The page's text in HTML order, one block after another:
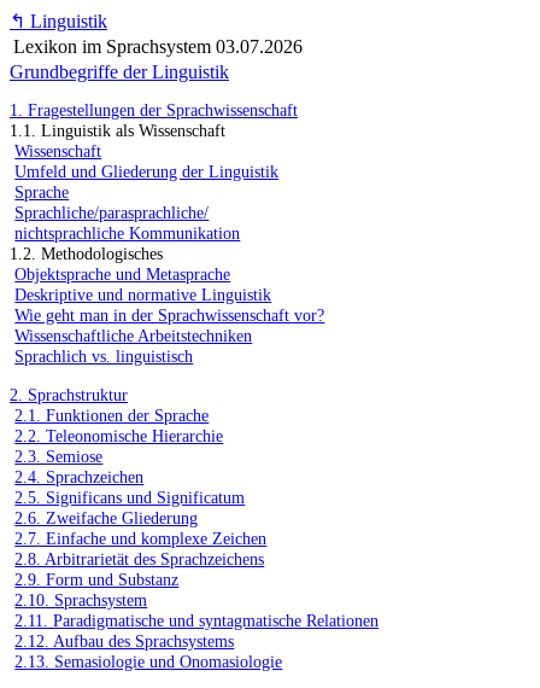
↰ Linguistik
Lexikon im Sprachsystem 03.07.2026
Grundbegriffe der Linguistik
1. Fragestellungen der Sprachwissenschaft
1.1. Linguistik als Wissenschaft
Wissenschaft
Umfeld und Gliederung der Linguistik
Sprache
Sprachliche/parasprachliche/
nichtsprachliche Kommunikation
1.2. Methodologisches
Objektsprache und Metasprache
Deskriptive und normative Linguistik
Wie geht man in der Sprachwissenschaft vor?
Wissenschaftliche Arbeitstechniken
Sprachlich vs. linguistisch
2. Sprachstruktur
2.1. Funktionen der Sprache
2.2. Teleonomische Hierarchie
2.3. Semiose
2.4. Sprachzeichen
2.5. Significans und Significatum
2.6. Zweifache Gliederung
2.7. Einfache und komplexe Zeichen
2.8. Arbitrarietät des Sprachzeichens
2.9. Form und Substanz
2.10. Sprachsystem
2.11. Paradigmatische und syntagmatische Relationen
2.12. Aufbau des Sprachsystems
2.13. Semasiologie und Onomasiologie